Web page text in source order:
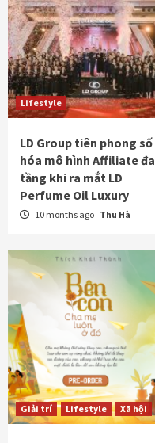
Lifestyle
LD Group tiên phong số
hóa mô hình Affiliate đa
tầng khi ra mắt LD
Perfume Oil Luxury
10 months ago Thu Hà
Giải trí Lifestyle Xã hội